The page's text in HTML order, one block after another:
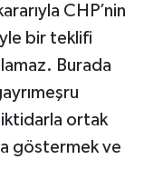
CHP’nin
bir teklifi
Burada
iktidarla ortak
göstermek ve